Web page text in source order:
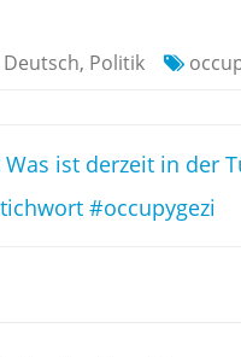
Deutsch, Politik
Was ist derzeit in der
#occupygezi